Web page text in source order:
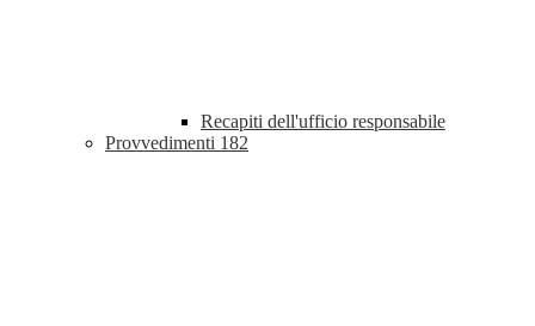
Recapiti dell'ufficio responsabile
Provvedimenti 182